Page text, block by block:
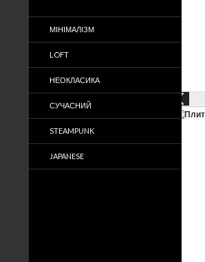
МІНІМАЛІЗМ
LOFT
НЕОКЛАСИКА
СУЧАСНИЙ
STEAMPUNK
JAPANESE